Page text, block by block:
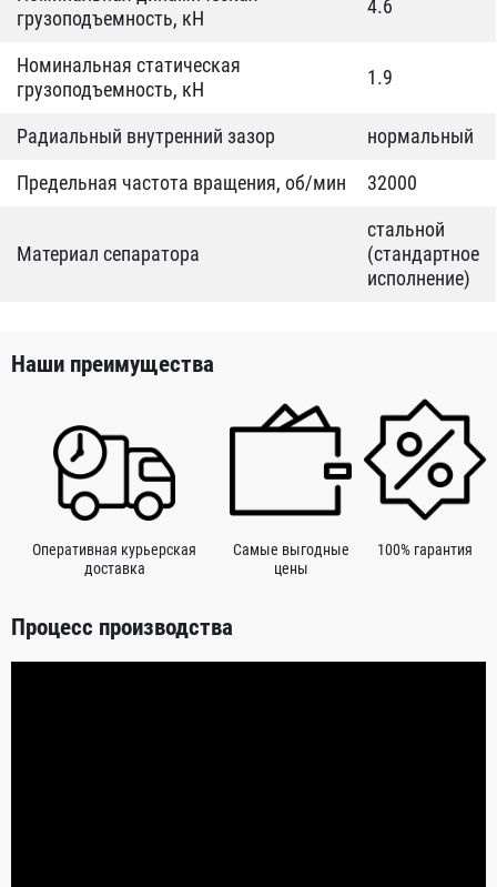
грузоподъемность, кН
4.6
Номинальная статическая
грузоподъемность, кН
1.9
Радиальный внутренний зазор
нормальный
Предельная частота вращения, об/мин
32000
Материал сепаратора
стальной
(стандартное
исполнение)
Наши преимущества
Оперативная курьерская
доставка
Самые выгодные
цены
100% гарантия
Процесс производства